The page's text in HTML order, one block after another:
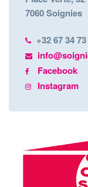
7060 Soignies
+32 67 34
Facebook
Instagram